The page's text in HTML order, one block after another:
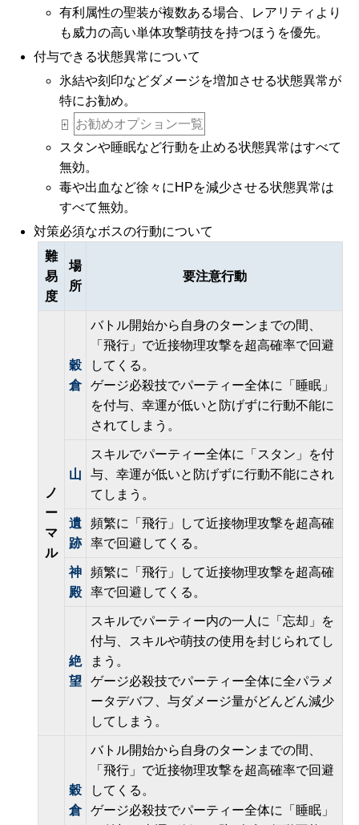
有利属性の聖装が複数ある場合、レアリティより
も威力の高い単体攻撃萌技を持つほうを優先。
付与できる状態異常について
氷結や刻印などダメージを増加させる状態異常が
特にお勧め。
+
お勧めオプション一覧
スタンや睡眠など行動を止める状態異常はすべて
無効。
毒や出血など徐々にHPを減少させる状態異常は
すべて無効。
対策必須なボスの行動について
難
易
度
場
所
要注意行動
ノ
ー
マ
ル
穀
倉
バトル開始から自身のターンまでの間、
「飛行」で近接物理攻撃を超高確率で回避
してくる。
ゲージ必殺技でパーティー全体に「睡眠」
を付与、幸運が低いと防げずに行動不能に
されてしまう。
山
スキルでパーティー全体に「スタン」を付
与、幸運が低いと防げずに行動不能にされ
てしまう。
遺
跡
頻繁に「飛行」して近接物理攻撃を超高確
率で回避してくる。
神
殿
頻繁に「飛行」して近接物理攻撃を超高確
率で回避してくる。
絶
望
スキルでパーティー内の一人に「忘却」を
付与、スキルや萌技の使用を封じられてし
まう。
ゲージ必殺技でパーティー全体に全パラメ
ータデバフ、与ダメージ量がどんどん減少
してしまう。
穀
倉
バトル開始から自身のターンまでの間、
「飛行」で近接物理攻撃を超高確率で回避
してくる。
ゲージ必殺技でパーティー全体に「睡眠」